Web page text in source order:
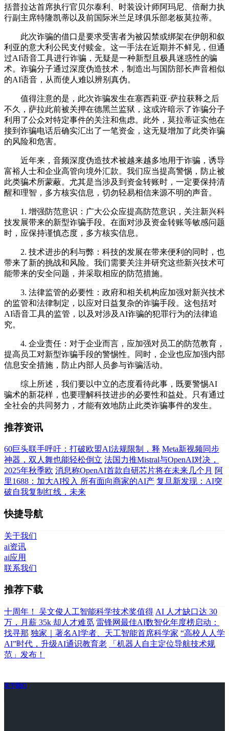
括普拉达首席执行官贝尔泰利、时装设计师阿玛尼、倍耐力执
行副主席特隆凯蒂以及前国际米兰足球俱乐部老板莫拉蒂。
此次诈骗的借口是要求受害者为被囚禁或绑架在伊朗和叙
利亚的意大利公民支付赎金。这一手法在近期并不鲜见，但通
过AI语音工具进行诈骗，无疑是一种新型且极具迷惑性的骗
术。诈骗分子通过深度伪造技术，制造出与国防部长声音相似
的AI语音，从而使人难以辨别真伪。
值得注意的是，此次诈骗发生在塞西莉亚·萨拉获释之后
不久，萨拉此前被关押在德黑兰监狱，这或许暗示了诈骗分子
利用了公众对特定事件的关注和焦虑。此外，莫拉蒂证实他在
接到诈骗电话后确实汇出了一笔资金，这无疑增加了此类诈骗
的风险和危害。
近年来，音频深度伪造技术被越来越多地用于诈骗，诱导
富裕人士和企业高管向境外汇款。我们应当提高警惕，防止被
此类骗术所蒙蔽。尤其是当涉及到资金转账时，一定要保持清
醒和理智，多方核实信息，切勿轻易相信来源不明的声音。
1. 增强防范意识：广大公众应提高防范意识，关注新兴科
技发展带来的新型诈骗手段。在面对涉及资金转账等敏感问题
时，应保持谨慎态度，多方核实信息。
2. 技术进步的利与弊：科技的发展在带来便利的同时，也
带来了新的挑战和风险。我们需要关注并研究这些新兴技术可
能带来的安全问题，并采取相应的防范措施。
3. 法律监管的必要性：政府和相关机构应加强对新兴技术
的监管和法律制定，以应对日益复杂的诈骗手段。这包括对
AI语音工具的监管，以及对涉及AI诈骗的犯罪行为的法律追
究。
4. 企业责任：对于企业而言，应加强对员工的防范教育，
提高员工对新型诈骗手段的警惕性。同时，企业也应加强内部
信息安全措施，防止内部人员参与诈骗活动。
综上所述，我们要以中立的态度看待此事，既要警惕AI
骗术的新花样，也要理解科技进步的必要性和益处。只有通过
全社会的共同努力，才能有效地防止此类诈骗事件的发生。
推荐资讯
60巨头联手呼吁：打破欧盟AI法规限制，释 Meta新视频同步
神器，双人舞也能轻松倒立 法国力推Mistral与OpenAI对决，
2025年秋季欧 消息称OpenAI首款自研芯片将在未来几个月 阿
里1688：加大AI投入 所有面向商家的AI产 复旦新发现：AI突
破自我复制红线，未来
快捷导航
关于我们
ai资讯
ai应用
联系我们
推荐下载
十周年！ 吴文俊人工智能科学技术奖值得 AI 人才缺口达 30
万，月薪 35k 却人才难觅 雷锋网最佳AI数智化年度榜启动：
找寻那 独家｜著名AI学者、天工智能首席科学家 “高校人人学
AI”时代，升级AI通识教育老
「机器人自主定位导航技术规
范」发布！
关于我们